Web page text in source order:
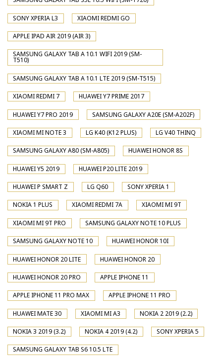
SONY XPERIA L3 XIAOMI REDMI GO
APPLE IPAD AIR 2019 (AIR 3)
SAMSUNG GALAXY TAB A 10.1 WIFI 2019 (SM-
T510)
SAMSUNG GALAXY TAB A 10.1 LTE 2019 (SM-T515)
XIAOMI REDMI 7 HUAWEI Y7 PRIME 2017
HUAWEI Y7 PRO 2019 SAMSUNG GALAXY A20E (SM-A202F)
XIAOMI MI NOTE 3 LG K40 (K12 PLUS) LG V40 THINQ
SAMSUNG GALAXY A80 (SM-A805) HUAWEI HONOR 8S
HUAWEI Y5 2019 HUAWEI P20 LITE 2019
HUAWEI P SMART Z LG Q60 SONY XPERIA 1
NOKIA 1 PLUS XIAOMI REDMI 7A XIAOMI MI 9T
XIAOMI MI 9T PRO SAMSUNG GALAXY NOTE 10 PLUS
SAMSUNG GALAXY NOTE 10 HUAWEI HONOR 10I
HUAWEI HONOR 20 LITE HUAWEI HONOR 20
HUAWEI HONOR 20 PRO APPLE IPHONE 11
APPLE IPHONE 11 PRO MAX APPLE IPHONE 11 PRO
HUAWEI MATE 30 XIAOMI MI A3 NOKIA 2 2019 (2.2)
NOKIA 3 2019 (3.2) NOKIA 4 2019 (4.2) SONY XPERIA 5
SAMSUNG GALAXY TAB S6 10.5 LTE